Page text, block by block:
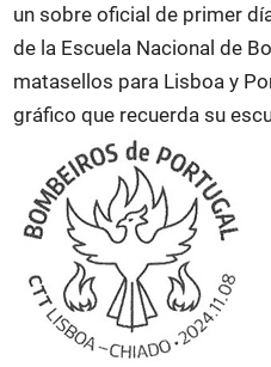
un sobre oficial de primer
de la Escuela Nacional de
matasellos para Lisboa y
gráfico que recuerda su